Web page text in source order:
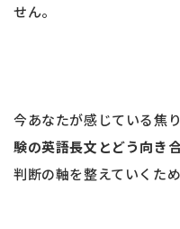
せん。
今あなたが感じている焦
験の英語長文とどう向き
判断の軸を整えていくた